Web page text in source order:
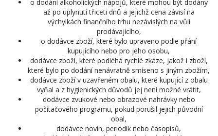
o dodání alkoholických nápojů, které mohou být dodány
až po uplynutí třiceti dnů a jejichž cena závisí na
výchylkách finančního trhu nezávislých na vůli
prodávajícího,
o dodávce zboží, které bylo upraveno podle přání
kupujícího nebo pro jeho osobu,
dodávce zboží, které podléhá rychlé zkáze, jakož i zboží,
které bylo po dodání nenávratně smíseno s jiným zbožím,
dodávce zboží v uzavřeném obalu, které kupující z obalu
vyňal a z hygienických důvodů jej není možné vrátit,
dodávce zvukové nebo obrazové nahrávky nebo
počítačového programu, pokud porušil jejich původní
obal,
dodávce novin, periodik nebo časopisů,